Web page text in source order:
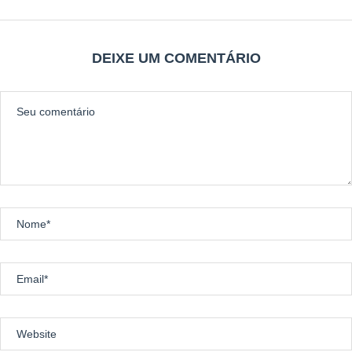
1.6 – Corrida 10 km
Atenção: A escolha da modalidade deverá ser realizada no momento
da inscrição. Não será permitida alteração no dia do evento, sob
risco de desclassificação.
As inscrições estarão disponíveis por meio de plataforma online e
seguirão a seguinte tabela de valores:
Inscrição: R$ 69,90 + taxa administrativa (10%)
3. PROGRAMAÇÃO DO EVENTO
Data: 23 de novembro de 2025
Local: Estacionamento 7- Parque da Cidade.
DEIXE UM COMENTÁRIO